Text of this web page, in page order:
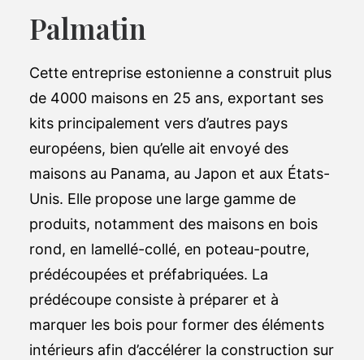
Palmatin
Cette entreprise estonienne a construit plus
de 4000 maisons en 25 ans, exportant ses
kits principalement vers d’autres pays
européens, bien qu’elle ait envoyé des
maisons au Panama, au Japon et aux États-
Unis. Elle propose une large gamme de
produits, notamment des maisons en bois
rond, en lamellé-collé, en poteau-poutre,
prédécoupées et préfabriquées. La
prédécoupe consiste à préparer et à
marquer les bois pour former des éléments
intérieurs afin d’accélérer la construction sur